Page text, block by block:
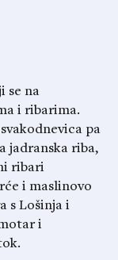
se na
i ribarima.
pa
jadranska riba,
ribari
i maslinovo
s Lošinja i
i